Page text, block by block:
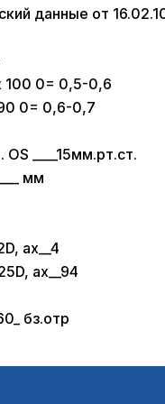
данные от
100 0= 0,5-0,6
90 0= 0,6-0,7
____15мм.рт.ст.
мм
ax__4
ax__94
бз.отр